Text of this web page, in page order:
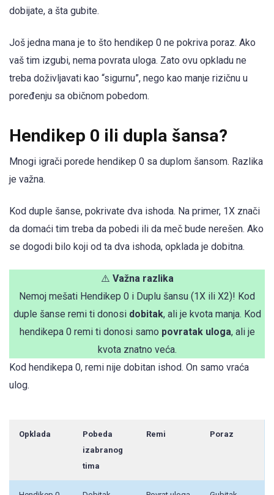
dobijate, a šta gubite.
Još jedna mana je to što hendikep 0 ne pokriva poraz. Ako
vaš tim izgubi, nema povrata uloga. Zato ovu opkladu ne
treba doživljavati kao “sigurnu”, nego kao manje rizičnu u
poređenju sa običnom pobedom.
Hendikep 0 ili dupla šansa?
Mnogi igrači porede hendikep 0 sa duplom šansom. Razlika
je važna.
Kod duple šanse, pokrivate dva ishoda. Na primer, 1X znači
da domaći tim treba da pobedi ili da meč bude nerešen. Ako
se dogodi bilo koji od ta dva ishoda, opklada je dobitna.
⚠️ Važna razlika
Nemoj mešati Hendikep 0 i Duplu šansu (1X ili X2)! Kod
duple šanse remi ti donosi dobitak, ali je kvota manja. Kod
hendikepa 0 remi ti donosi samo povratak uloga, ali je
kvota znatno veća.
Kod hendikepa 0, remi nije dobitan ishod. On samo vraća
ulog.
Opklada
Pobeda
izabranog
tima
Remi Poraz